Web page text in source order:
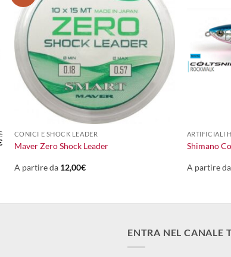
Il
prezzo
670,00€.
CONICI E SHOCK LEADER
Maver Zero Shock Leader
A partire da 12,00€
ARTIFICIALI
Shimano
A partire da
ENTRA NEL CANALE